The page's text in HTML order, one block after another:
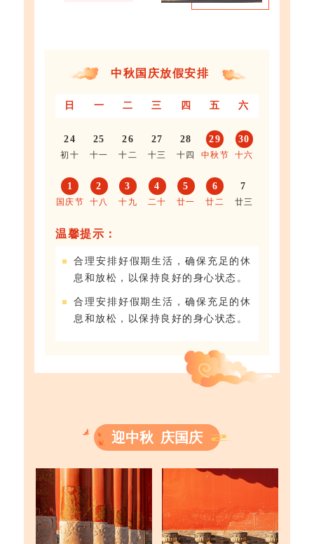
中秋国庆放假安排
日 一 二 三 四 五 六
24
初十
25
十一
26
十二
27
十三
28
十四
29
中秋节
30
十六
1
国庆节
2
十八
3
十九
4
二十
5
廿一
6
廿二
7
廿三
温馨提示：
合理安排好假期生活，确保充足的休
息和放松，以保持良好的身心状态。
合理安排好假期生活，确保充足的休
息和放松，以保持良好的身心状态。
迎中秋 庆国庆